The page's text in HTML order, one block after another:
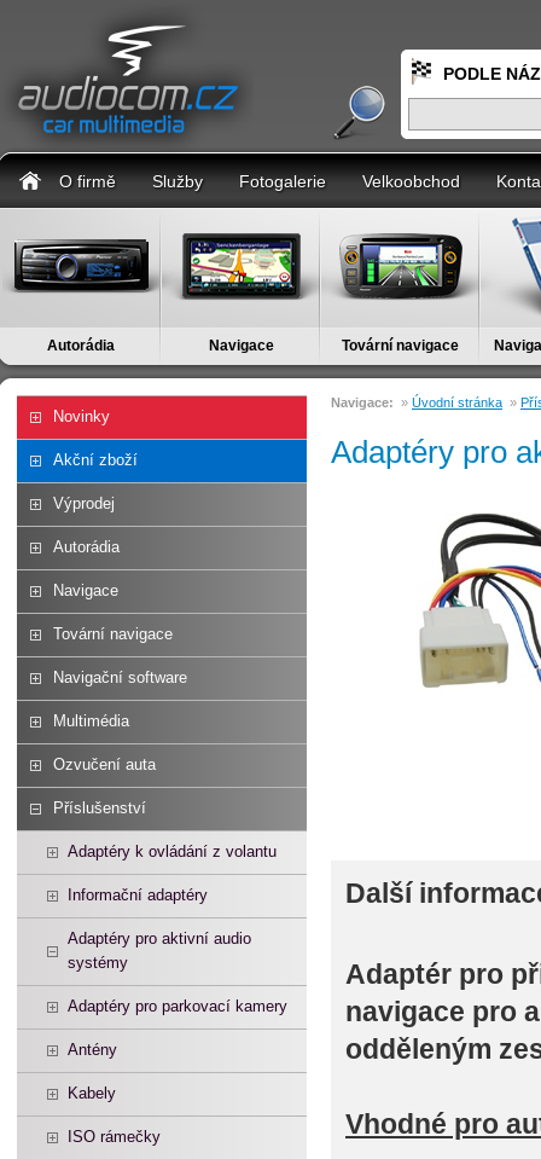
PODLE
O firmě Služby Fotogalerie Velkoobchod
Autorádia Navigace Tovární navigace
Novinky
Akční zboží
Výprodej
Autorádia
Navigace
Tovární navigace
Navigační software
Multimédia
Ozvučení auta
Příslušenství
Adaptéry k ovládání z volantu
Informační adaptéry
Adaptéry pro aktivní audio
systémy
Adaptéry pro parkovací kamery
Antény
Kabely
ISO rámečky
Navigace: » Úvodní stránka »
Adaptéry pro
Další
Adaptér pro
navigace pro
odděleným
Vhodné pro